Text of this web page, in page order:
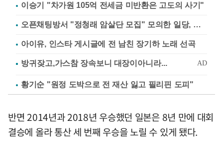
이승기 "차가원 105억 전세금 미반환은 고도의 사기"
오픈채팅방서 "정청래 암살단 모집" 모의한 일당, 불구속 송치
아이유, 인스타 게시글에 전 남친 장기하 노래 선곡
황기순 "원정 도박으로 전 재산 잃고 필리핀 도피"
반면 2014년과 2018년 우승했던 일본은 8년 만에 대회
결승에 올라 통산 세 번째 우승을 노릴 수 있게 됐다.